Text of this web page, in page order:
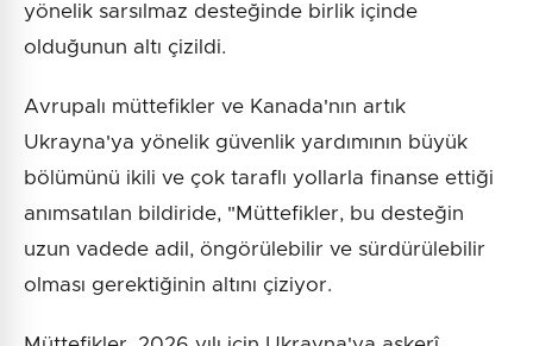
yönelik sarsılmaz desteğinde birlik içinde
olduğunun altı çizildi.
Avrupalı müttefikler ve Kanada'nın artık
Ukrayna'ya yönelik güvenlik yardımının büyük
bölümünü ikili ve çok taraflı yollarla finanse ettiği
anımsatılan bildiride, "Müttefikler, bu desteğin
uzun vadede adil, öngörülebilir ve sürdürülebilir
olması gerektiğinin altını çiziyor.